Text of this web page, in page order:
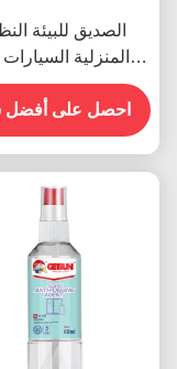
الصديق للبيئة
المنزلية السيارات
الطلاء الطلاء الوقائي
ROHS
احصل على أفضل